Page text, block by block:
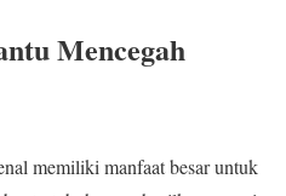
Mencegah
memiliki manfaat besar untuk